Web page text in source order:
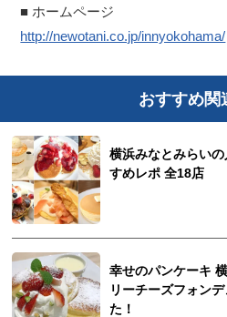
■ ホームページ
http://newotani.co.jp/innyokohama/
おすすめ関
横浜みなとみらい
すめレポ 全18店
幸せのパンケーキ
リーチーズフォン
た！